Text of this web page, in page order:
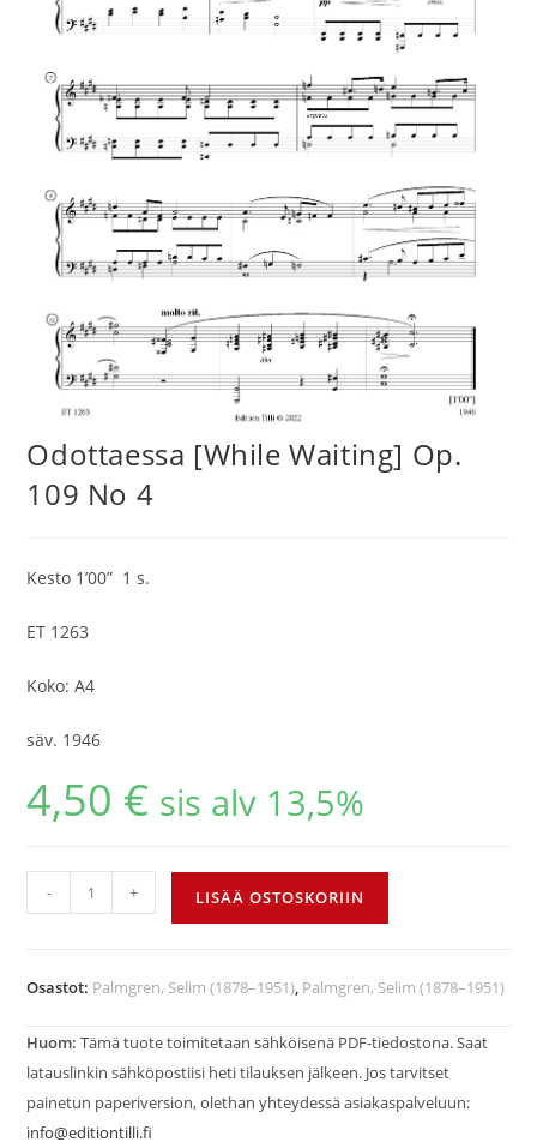
Odottaessa [While Waiting] Op.
109 No 4
Kesto 1’00” 1 s.
ET 1263
Koko: A4
säv. 1946
4,50 € sis alv 13,5%
- + LISÄÄ OSTOSKORIIN
Osastot: Palmgren, Selim (1878–1951), Palmgren, Selim (1878–1951)
Huom: Tämä tuote toimitetaan sähköisenä PDF-tiedostona. Saat
latauslinkin sähköpostiisi heti tilauksen jälkeen. Jos tarvitset
painetun paperiversion, olethan yhteydessä asiakaspalveluun:
info@editiontilli.fi